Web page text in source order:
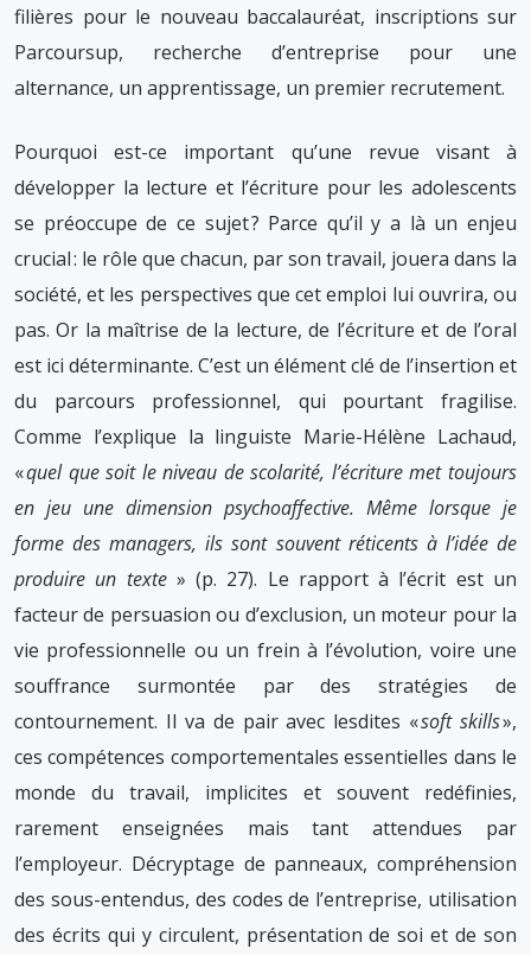
filières pour le nouveau baccalauréat, inscriptions sur
Parcoursup, recherche d’entreprise pour une
alternance, un apprentissage, un premier recrutement.
Pourquoi est-ce important qu’une revue visant à
développer la lecture et l’écriture pour les adolescents
se préoccupe de ce sujet ? Parce qu’il y a là un enjeu
crucial : le rôle que chacun, par son travail, jouera dans la
société, et les perspectives que cet emploi lui ouvrira, ou
pas. Or la maîtrise de la lecture, de l’écriture et de l’oral
est ici déterminante. C’est un élément clé de l’insertion et
du parcours professionnel, qui pourtant fragilise.
Comme l’explique la linguiste Marie-Hélène Lachaud,
«quel que soit le niveau de scolarité, l’écriture met toujours
en jeu une dimension psychoaffective. Même lorsque je
forme des managers, ils sont souvent réticents à l’idée de
produire un texte» (p. 27). Le rapport à l’écrit est un
facteur de persuasion ou d’exclusion, un moteur pour la
vie professionnelle ou un frein à l’évolution, voire une
souffrance surmontée par des stratégies de
contournement. Il va de pair avec lesdites «soft skills»,
ces compétences comportementales essentielles dans le
monde du travail, implicites et souvent redéfinies,
rarement enseignées mais tant attendues par
l’employeur. Décryptage de panneaux, compréhension
des sous-entendus, des codes de l’entreprise, utilisation
des écrits qui y circulent, présentation de soi et de son